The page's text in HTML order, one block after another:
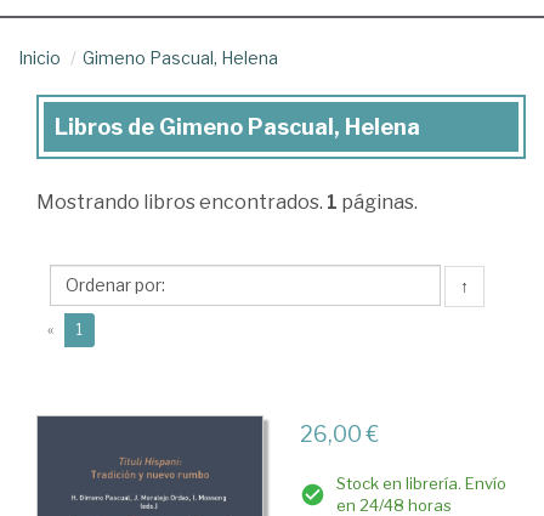
Inicio Gimeno Pascual, Helena
Libros
Gimeno
Helena
Libros de Gimeno Pascual, Helena
Mostrando libros encontrados. 1 páginas.
↑
« 1
26,00 €
Stock en librería. Envío
en 24/48 horas